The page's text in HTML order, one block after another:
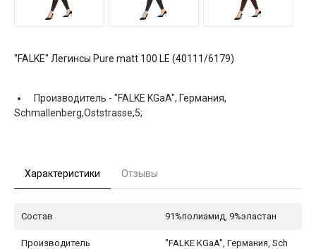
"FALKE" Легинсы Pure matt 100 LE (40111/6179)
Производитель - "FALKE KGaA", Германия,
Schmallenberg,Oststrasse,5;
Характеристики Отзывы
Состав 91%полиамид, 9%эластан
Производитель
"FALKE KGaA", Германия, Sch